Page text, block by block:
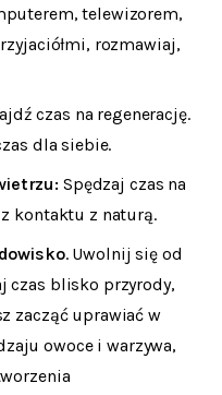
telewizorem,
rozmawiaj,
czas na regenerację.
dla siebie.
Spędzaj czas na
kontaktu z naturą.
. Uwolnij się od
czas blisko przyrody,
zacząć uprawiać w
owoce i warzywa,